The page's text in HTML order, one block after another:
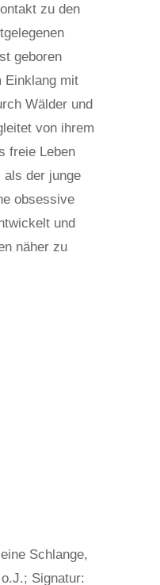
zu den
geboren
Einklang mit
Wälder und
von ihrem
freie Leben
als der junge
obsessive
und
näher zu
Schlange,
Signatur: